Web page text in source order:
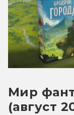
Мир
(август